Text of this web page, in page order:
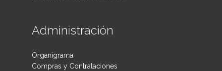
Administración
Organigrama
Compras y Contrataciones